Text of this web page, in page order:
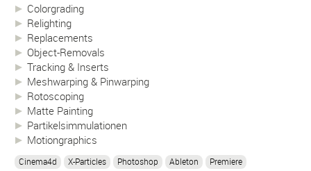
Colorgrading
Relighting
Replacements
Object-Removals
Tracking & Inserts
Meshwarping & Pinwarping
Rotoscoping
Matte Painting
Partikelsimmulationen
Motiongraphics
Cinema4d X-Particles Photoshop Ableton
Premiere